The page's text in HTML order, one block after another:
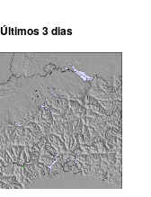
Últimos 3 dias